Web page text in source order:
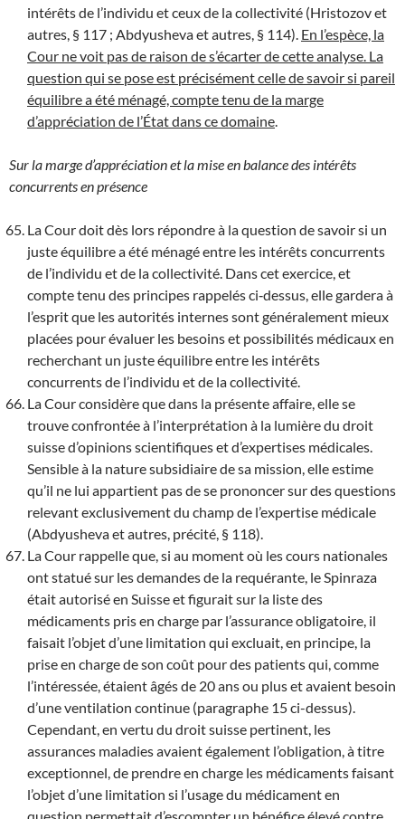
intérêts de l’individu et ceux de la collectivité (Hristozov et
autres, § 117 ; Abdyusheva et autres, § 114). En l’espèce, la
Cour ne voit pas de raison de s’écarter de cette analyse. La
question qui se pose est précisément celle de savoir si pareil
équilibre a été ménagé, compte tenu de la marge
d’appréciation de l’État dans ce domaine
Sur la marge d’appréciation et la mise en balance des intérêts
concurrents en présence
La Cour doit dès lors répondre à la question de savoir si un
juste équilibre a été ménagé entre les intérêts concurrents
de l’individu et de la collectivité. Dans cet exercice, et
compte tenu des principes rappelés ci‑dessus, elle gardera à
l’esprit que les autorités internes sont généralement mieux
placées pour évaluer les besoins et possibilités médicaux en
recherchant un juste équilibre entre les intérêts
concurrents de l’individu et de la collectivité.
La Cour considère que dans la présente affaire, elle se
trouve confrontée à l’interprétation à la lumière du droit
suisse d’opinions scientifiques et d’expertises médicales.
Sensible à la nature subsidiaire de sa mission, elle estime
qu’il ne lui appartient pas de se prononcer sur des questions
relevant exclusivement du champ de l’expertise médicale
(Abdyusheva et autres, précité, § 118).
La Cour rappelle que, si au moment où les cours nationales
ont statué sur les demandes de la requérante, le Spinraza
était autorisé en Suisse et figurait sur la liste des
médicaments pris en charge par l’assurance obligatoire, il
faisait l’objet d’une limitation qui excluait, en principe, la
prise en charge de son coût pour des patients qui, comme
l’intéressée, étaient âgés de 20 ans ou plus et avaient besoin
d’une ventilation continue (paragraphe 15 ci-dessus).
Cependant, en vertu du droit suisse pertinent, les
assurances maladies avaient également l’obligation, à titre
exceptionnel, de prendre en charge les médicaments faisant
l’objet d’une limitation si l’usage du médicament en
question permettait d’escompter un bénéfice élevé contre